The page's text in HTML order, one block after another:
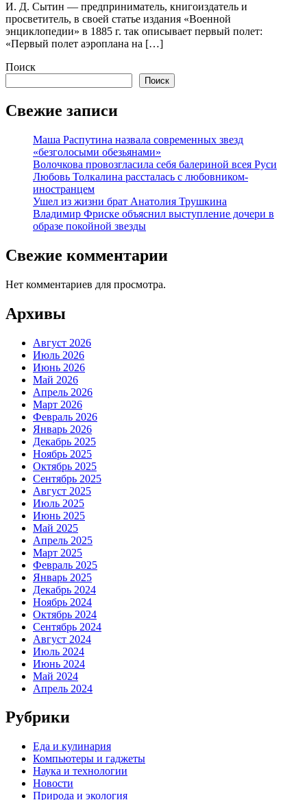
И. Д. Сытин — предприниматель, книгоиздатель и
просветитель, в своей статье издания «Военной
энциклопедии» в 1885 г. так описывает первый полет:
«Первый полет аэроплана на […]
Поиск
Поиск
Свежие записи
Маша Распутина назвала современных звезд
«безголосыми обезьянами»
Волочкова провозгласила себя балериной всея Руси
Любовь Толкалина рассталась с любовником-
иностранцем
Ушел из жизни брат Анатолия Трушкина
Владимир Фриске объяснил выступление дочери в
образе покойной звезды
Свежие комментарии
Нет комментариев для просмотра.
Архивы
Август 2026
Июль 2026
Июнь 2026
Май 2026
Апрель 2026
Март 2026
Февраль 2026
Январь 2026
Декабрь 2025
Ноябрь 2025
Октябрь 2025
Сентябрь 2025
Август 2025
Июль 2025
Июнь 2025
Май 2025
Апрель 2025
Март 2025
Февраль 2025
Январь 2025
Декабрь 2024
Ноябрь 2024
Октябрь 2024
Сентябрь 2024
Август 2024
Июль 2024
Июнь 2024
Май 2024
Апрель 2024
Рубрики
Еда и кулинария
Компьютеры и гаджеты
Наука и технологии
Новости
Природа и экология